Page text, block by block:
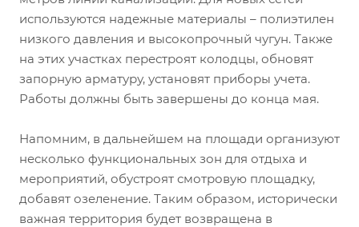
используются надежные материалы – полиэтилен
низкого давления и высокопрочный чугун. Также
на этих участках перестроят колодцы, обновят
запорную арматуру, установят приборы учета.
Работы должны быть завершены до конца мая.
Напомним, в дальнейшем на площади организуют
несколько функциональных зон для отдыха и
мероприятий, обустроят смотровую площадку,
добавят озеленение. Таким образом, исторически
важная территория будет возвращена в